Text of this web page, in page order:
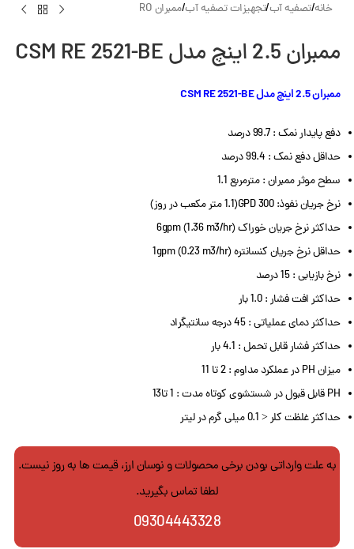
خانه/تصفیه آب/تجهیزات تصفیه آب/ممبران RO
ممبران 2.5 اینچ مدل CSM RE 2521-BE
ممبران 2.5 اینچ مدل CSM RE 2521-BE
دفع پایدار نمک : 99.7 درصد
حداقل دفع نمک : 99.4 درصد
سطح موثر ممبران : مترمربع 1.1
نرخ جریان نفوذ: GPD 300(1.1 متر مکعب در روز)
حداکثر نرخ جریان خوراک 6gpm (1.36 m3/hr)
حداقل نرخ جریان کنسانتره 1gpm (0.23 m3/hr)
نرخ بازیابی : 15 درصد
حداکثر افت فشار : 1.0 بار
حداکثر دمای عملیاتی : 45 درجه سانتیگراد
حداکثر فشار قابل تحمل : 4.1 بار
میزان PH در عملکرد مداوم : 2 تا 11
PH قابل قبول در شستشوی کوتاه مدت : 1 تا13
حداکثر غلظت کلر < 0.1 میلی گرم در لیتر
به علت وارداتی بودن برخی محصولات و نوسان ارز، قیمت ها به روز نیست.
لطفا تماس بگیرید.
09304443328